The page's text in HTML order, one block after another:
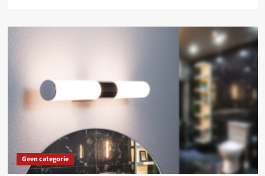
Geen categorie